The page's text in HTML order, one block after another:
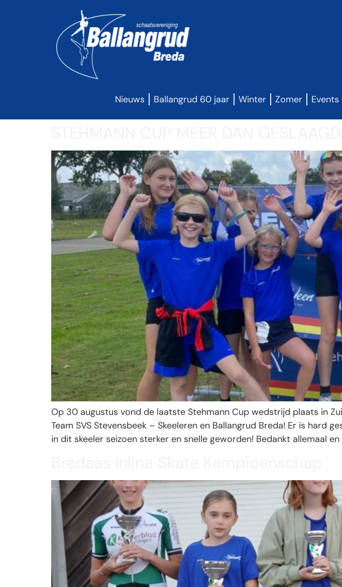
Nieuws Ballangrud 60 jaar Winter Zomer Events
Op 30 augustus vond de laatste Stehmann Cup wedstrijd plaats in
Team SVS Stevensbeek – Skeeleren en Ballangrud Breda! Er is hard
in dit skeeler seizoen sterker en snelle geworden! Bedankt allemaal